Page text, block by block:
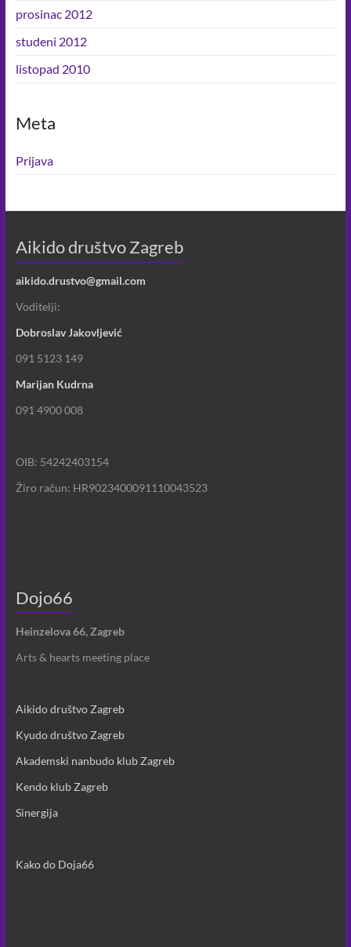
prosinac 2012
studeni 2012
listopad 2010
Meta
Prijava
Aikido društvo Zagreb
aikido.drustvo@gmail.com
Voditelji:
Dobroslav Jakovljević
091 5123 149
Marijan Kudrna
091 4900 008
OIB: 54242403154
Žiro račun: HR9023400091110043523
Dojo66
Heinzelova 66, Zagreb
Arts & hearts meeting place
Aikido društvo Zagreb
Kyudo društvo Zagreb
Akademski nanbudo klub Zagreb
Kendo klub Zagreb
Sinergija
Kako do Doja66